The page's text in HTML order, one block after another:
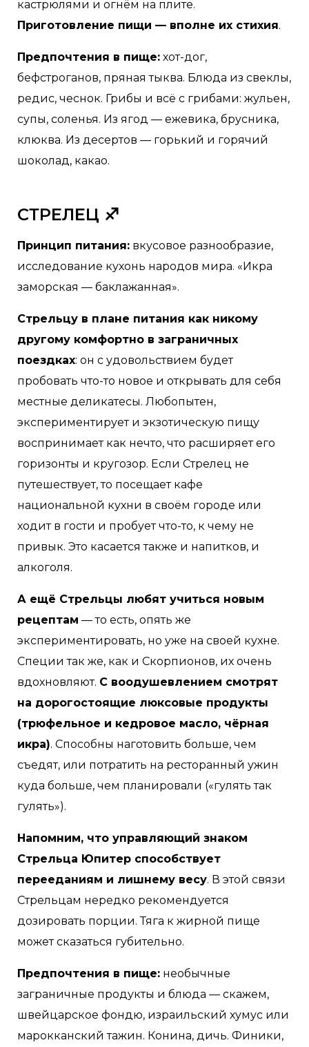
кастрюлями и огнём на плите.
Приготовление пищи — вполне их стихия.
Предпочтения в пище: хот-дог,
бефстроганов, пряная тыква. Блюда из свеклы,
редис, чеснок. Грибы и всё с грибами: жульен,
супы, соленья. Из ягод — ежевика, брусника,
клюква. Из десертов — горький и горячий
шоколад, какао.
СТРЕЛЕЦ ♐
Принцип питания: вкусовое разнообразие,
исследование кухонь народов мира. «Икра
заморская — баклажанная».
Стрельцу в плане питания как никому
другому комфортно в заграничных
поездках: он с удовольствием будет
пробовать что-то новое и открывать для себя
местные деликатесы. Любопытен,
экспериментирует и экзотическую пищу
воспринимает как нечто, что расширяет его
горизонты и кругозор. Если Стрелец не
путешествует, то посещает кафе
национальной кухни в своём городе или
ходит в гости и пробует что-то, к чему не
привык. Это касается также и напитков, и
алкоголя.
А ещё Стрельцы любят учиться новым
рецептам — то есть, опять же
экспериментировать, но уже на своей кухне.
Специи так же, как и Скорпионов, их очень
вдохновляют. С воодушевлением смотрят
на дорогостоящие люксовые продукты
(трюфельное и кедровое масло, чёрная
икра). Способны наготовить больше, чем
съедят, или потратить на ресторанный ужин
куда больше, чем планировали («гулять так
гулять»).
Напомним, что управляющий знаком
Стрельца Юпитер способствует
перееданиям и лишнему весу. В этой связи
Стрельцам нередко рекомендуется
дозировать порции. Тяга к жирной пище
может сказаться губительно.
Предпочтения в пище: необычные
заграничные продукты и блюда — скажем,
швейцарское фондю, израильский хумус или
марокканский тажин. Конина, дичь. Финики,